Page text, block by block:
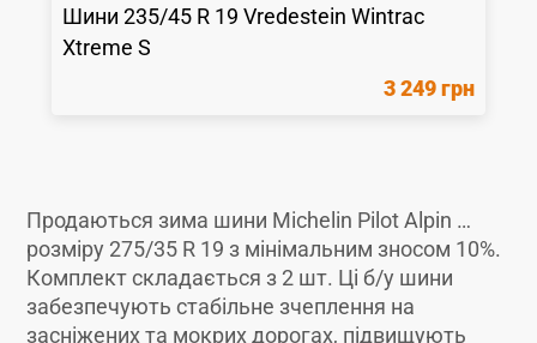
Шини235/45 R 19 Vredestein Wintrac
Xtreme S
3 249 грн
Продаються зима шини Michelin Pilot Alpin …
розміру 275/35 R 19 з мінімальним зносом 10%.
Комплект складається з 2 шт. Ці б/у шини
забезпечують стабільне зчеплення на
засніжених та мокрих дорогах, підвищують